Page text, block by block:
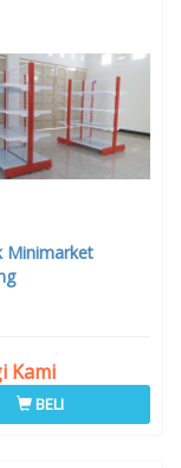
Minimarket
Kami
BELI